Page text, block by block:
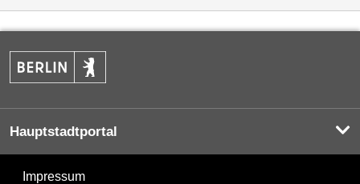
Hauptstadtportal
Impressum